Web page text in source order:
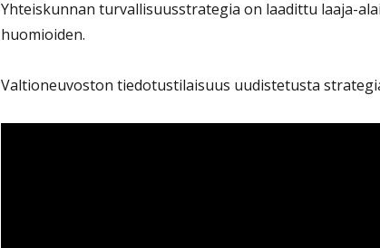
Yhteiskunnan turvallisuusstrategia on laadittu laaja-
huomioiden.
Valtioneuvoston tiedotustilaisuus uudistetusta